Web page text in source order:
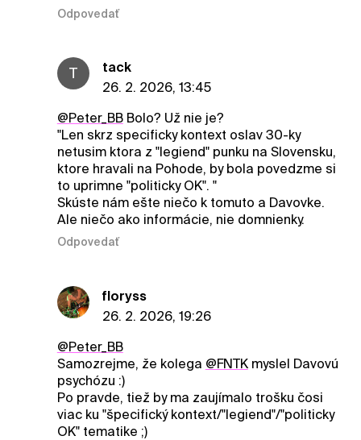
Odpovedať
T
tack
26. 2. 2026, 13:45
@Peter_BBBolo? Už nie je?
"Len skrz specificky kontext oslav 30-ky
netusim ktora z "legiend" punku na Slovensku,
ktore hravali na Pohode, by bola povedzme si
to uprimne "politicky OK". "
Skúste nám ešte niečo k tomuto a Davovke.
Ale niečo ako informácie, nie domnienky.
Odpovedať
floryss
26. 2. 2026, 19:26
@Peter_BB
Samozrejme, že kolega @FNTKmyslel Davovú
psychózu :)
Po pravde, tiež by ma zaujímalo trošku čosi
viac ku "špecifický kontext/"legiend"/"politicky
OK" tematike ;)